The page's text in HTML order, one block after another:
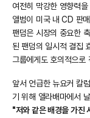
여전히 막강한 영향력
앨범이 미국 내 CD 판
팬덤은 시장의 중요한
된 팬덤의 일시적 결집
그룹에게도 호의적으로
앞서 언급한 뉴요커 칼
기 위해 앨라배마에서
"저와 같은 배경을 가진